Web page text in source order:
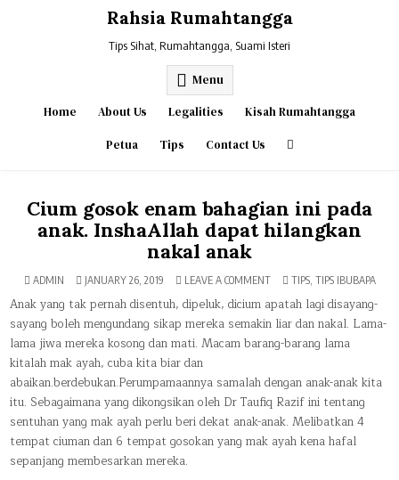
Rahsia Rumahtangga
Tips Sihat, Rumahtangga, Suami Isteri
Menu
Home About Us Legalities Kisah Rumahtangga
Petua Tips Contact Us
Cium gosok enam bahagian ini pada
anak. InshaAllah dapat hilangkan
nakal anak
ADMIN JANUARY 26, 2019 LEAVE A COMMENTON
GOSOK
ENAM
BAHAGIAN
PADA
ANAK.
DAPAT
HILANGKAN
NAKAL
ANAK
POSTED
TIPS, TIPS IBUBAPA
Anak yang tak pernah disentuh, dipeluk, dicium apatah lagi disayang-
sayang boleh mengundang sikap mereka semakin liar dan nakal. Lama-
lama jiwa mereka kosong dan mati. Macam barang-barang lama
kitalah mak ayah, cuba kita biar dan
abaikan.berdebukan.Perumpamaannya samalah dengan anak-anak kita
itu. Sebagaimana yang dikongsikan oleh Dr Taufiq Razif ini tentang
sentuhan yang mak ayah perlu beri dekat anak-anak. Melibatkan 4
tempat ciuman dan 6 tempat gosokan yang mak ayah kena hafal
sepanjang membesarkan mereka.